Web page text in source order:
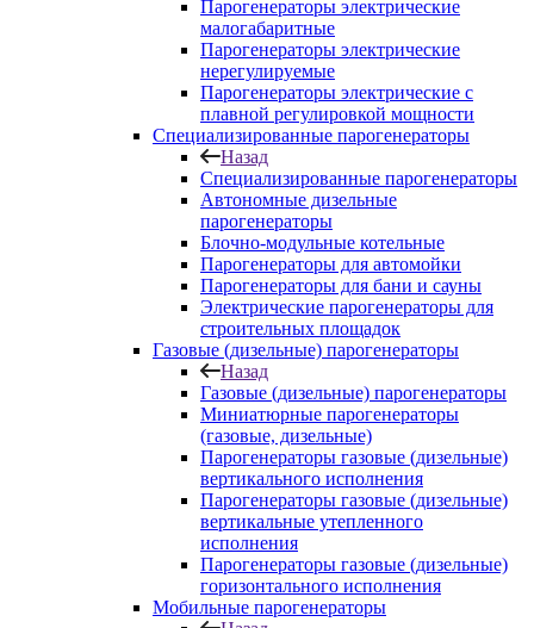
Парогенераторы электрические
малогабаритные
Парогенераторы электрические
нерегулируемые
Парогенераторы электрические с
плавной регулировкой мощности
Специализированные парогенераторы
Назад
Специализированные парогенераторы
Автономные дизельные
парогенераторы
Блочно-модульные котельные
Парогенераторы для автомойки
Парогенераторы для бани и сауны
Электрические парогенераторы для
строительных площадок
Газовые (дизельные) парогенераторы
Назад
Газовые (дизельные) парогенераторы
Миниатюрные парогенераторы
(газовые, дизельные)
Парогенераторы газовые (дизельные)
вертикального исполнения
Парогенераторы газовые (дизельные)
вертикальные утепленного
исполнения
Парогенераторы газовые (дизельные)
горизонтального исполнения
Мобильные парогенераторы